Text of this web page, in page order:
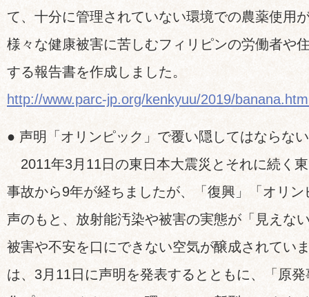
て、十分に管理されていない環境での農薬使用
様々な健康被害に苦しむフィリピンの労働者や
する報告書を作成しました。
http://www.parc-jp.org/kenkyuu/2019/
● 声明「オリンピック」で覆い隠してはならな
2011年3月11日の東日本大震災とそれに続く
事故から9年が経ちましたが、「復興」「オリン
声のもと、放射能汚染や被害の実態が「見えな
被害や不安を口にできない空気が醸成されてい
は、3月11日に声明を発表するとともに、「原